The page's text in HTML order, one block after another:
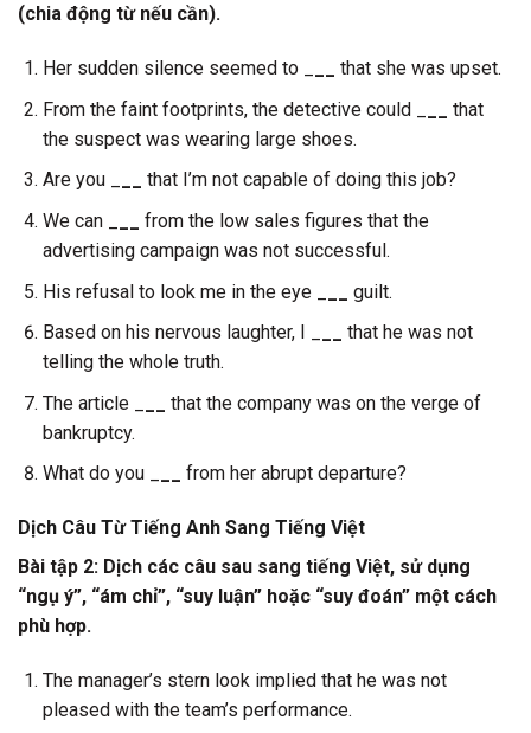
(chia động từ nếu cần).
Her sudden silence seemed to _
that she was upset.
From the faint footprints, the detective could _
that
the suspect was wearing large shoes.
Are you _
that I’m not capable of doing this job?
We can _
from the low sales figures that the
advertising campaign was not successful.
His refusal to look me in the eye _
guilt.
Based on his nervous laughter, I _
that he was not
telling the whole truth.
The article _
that the company was on the verge of
bankruptcy.
What do you _
from her abrupt departure?
Dịch Câu Từ Tiếng Anh Sang Tiếng Việt
Bài tập 2: Dịch các câu sau sang tiếng Việt, sử dụng
“ngụ ý”, “ám chỉ”, “suy luận” hoặc “suy đoán” một cách
phù hợp.
The manager’s stern look implied that he was not
pleased with the team’s performance.